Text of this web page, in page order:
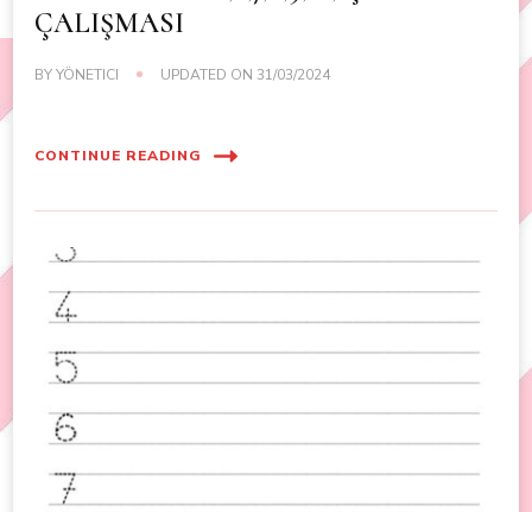
ÇALIŞMASI
BYYÖNETICI UPDATED ON 31/03/2024
CONTINUE READING